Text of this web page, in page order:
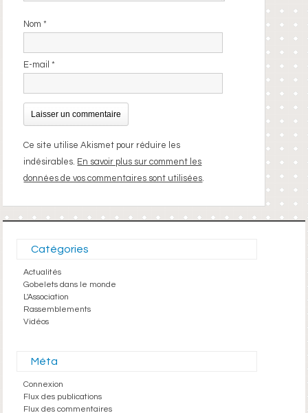
Nom*
E-mail*
Ce site utilise Akismet pour réduire les
indésirables. En savoir plus sur comment les
données de vos commentaires sont utilisées
Catégories
Actualités
Gobelets dans le monde
L'Association
Rassemblements
Vidéos
Méta
Connexion
Flux des publications
Flux des commentaires